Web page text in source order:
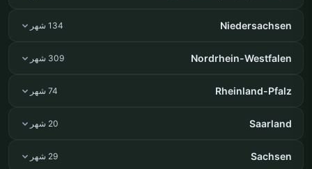
Niedersachsen 134 شهر
Nordrhein-Westfalen 309 شهر
Rheinland-Pfalz 74 شهر
Saarland 20 شهر
Sachsen 29 شهر